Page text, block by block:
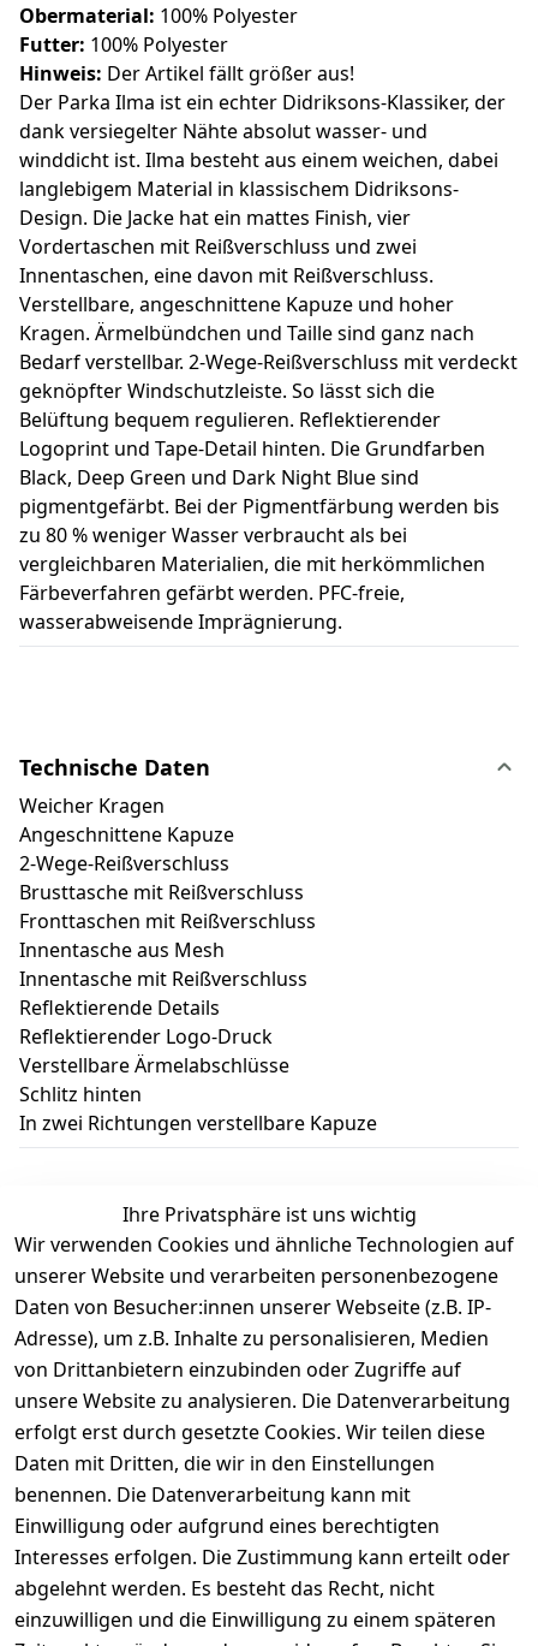
Obermaterial: 100% Polyester
Futter: 100% Polyester
Hinweis: Der Artikel fällt größer aus!
Der Parka Ilma ist ein echter Didriksons-Klassiker, der
dank versiegelter Nähte absolut wasser- und
winddicht ist. Ilma besteht aus einem weichen, dabei
langlebigem Material in klassischem Didriksons-
Design. Die Jacke hat ein mattes Finish, vier
Vordertaschen mit Reißverschluss und zwei
Innentaschen, eine davon mit Reißverschluss.
Verstellbare, angeschnittene Kapuze und hoher
Kragen. Ärmelbündchen und Taille sind ganz nach
Bedarf verstellbar. 2-Wege-Reißverschluss mit verdeckt
geknöpfter Windschutzleiste. So lässt sich die
Belüftung bequem regulieren. Reflektierender
Logoprint und Tape-Detail hinten. Die Grundfarben
Black, Deep Green und Dark Night Blue sind
pigmentgefärbt. Bei der Pigmentfärbung werden bis
zu 80 % weniger Wasser verbraucht als bei
vergleichbaren Materialien, die mit herkömmlichen
Färbeverfahren gefärbt werden. PFC-freie,
wasserabweisende Imprägnierung.
Technische Daten
Weicher Kragen
Angeschnittene Kapuze
2-Wege-Reißverschluss
Brusttasche mit Reißverschluss
Fronttaschen mit Reißverschluss
Innentasche aus Mesh
Innentasche mit Reißverschluss
Reflektierende Details
Reflektierender Logo-Druck
Verstellbare Ärmelabschlüsse
Schlitz hinten
In zwei Richtungen verstellbare Kapuze
Kundenbewertungen
Durchschnittliche Bewertung
0
Basierend auf 0 Bewertung(en)
Bewertung abgeben
5
( 0 )
4
( 0 )
3
( 0 )
2
( 0 )
1
( 0 )
Ihre Privatsphäre ist uns wichtig
Wir verwenden Cookies und ähnliche Technologien auf
unserer Website und verarbeiten personenbezogene
Daten von Besucher:innen unserer Webseite (z.B. IP-
Adresse), um z.B. Inhalte zu personalisieren, Medien
von Drittanbietern einzubinden oder Zugriffe auf
unsere Website zu analysieren. Die Datenverarbeitung
erfolgt erst durch gesetzte Cookies. Wir teilen diese
Daten mit Dritten, die wir in den Einstellungen
benennen. Die Datenverarbeitung kann mit
Einwilligung oder aufgrund eines berechtigten
Interesses erfolgen. Die Zustimmung kann erteilt oder
abgelehnt werden. Es besteht das Recht, nicht
einzuwilligen und die Einwilligung zu einem späteren